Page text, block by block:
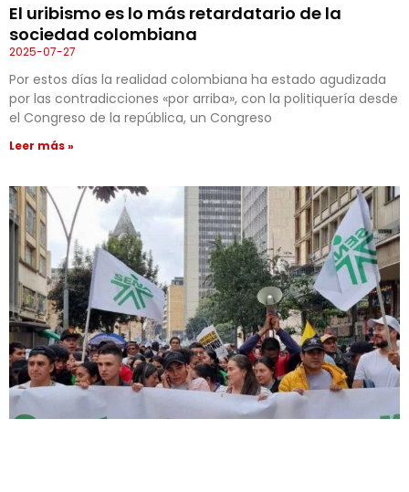
El uribismo es lo más retardatario de la
sociedad colombiana
2025-07-27
Por estos días la realidad colombiana ha estado agudizada
por las contradicciones «por arriba», con la politiquería desde
el Congreso de la república, un Congreso
Leer más »